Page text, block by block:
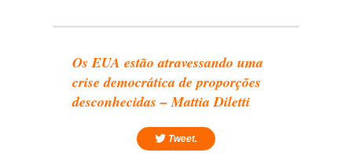
Os EUA estão atravessando uma
crise democrática de proporções
desconhecidas – Mattia Diletti
Tweet.